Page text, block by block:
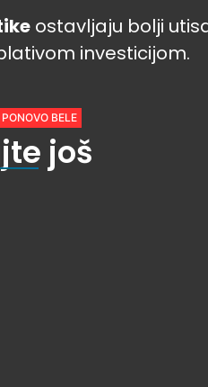
ostavljaju bolji
investicijom.
PONOVO BELE
još